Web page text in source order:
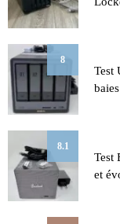
8
Test
8.1
Test
et